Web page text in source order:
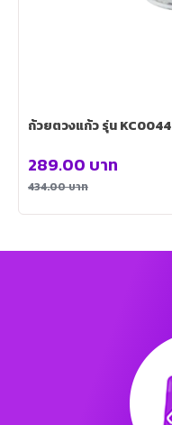
ถ้วยตวงแก้ว รุ่น KC0044
434.00บาท
289.00 บาท